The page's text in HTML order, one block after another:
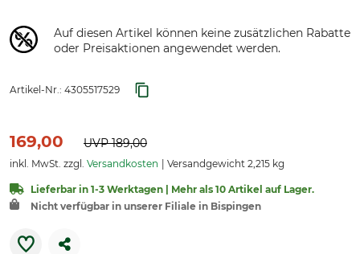
Auf diesen Artikel können keine zusätzlichen Rabatte
oder Preisaktionen angewendet werden.
Artikel-Nr.: 4305517529
169,00 UVP189,00
inkl. MwSt. zzgl. Versandkosten Versandgewicht 2,215 kg
Lieferbar in 1-3 Werktagen | Mehr als 10 Artikel auf Lager.
Nicht verfügbar in unserer Filiale in Bispingen